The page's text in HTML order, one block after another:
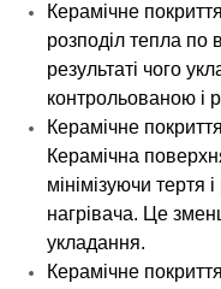
Керамічне
розподіл тепла по
результаті чого
контрольованою і
Керамічне
Керамічна
мінімізуючи тертя
нагрівача. Це
укладання.
Керамічне